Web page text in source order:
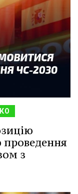
проведення
з